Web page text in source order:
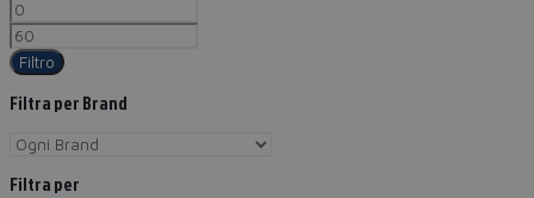
Filtro
Filtra per Brand
Filtra per